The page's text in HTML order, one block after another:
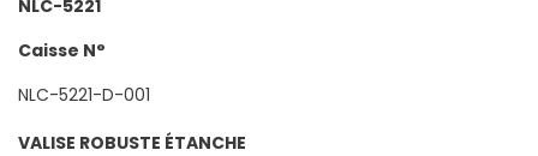
NLC-5221
Caisse N°
NLC-5221-D-001
VALISE ROBUSTE ÉTANCHE